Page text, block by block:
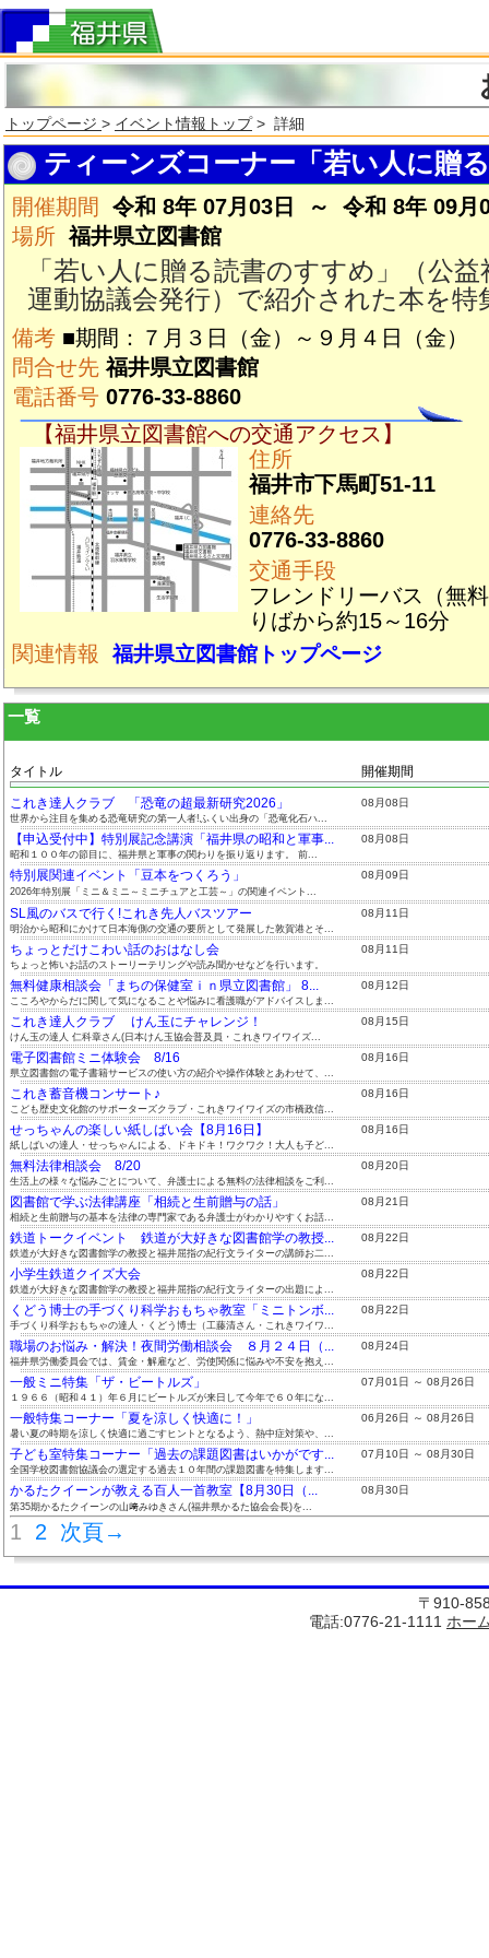
トップページ > イベント情報トップ> 詳細
ティーンズコーナー「若い人に贈
開催期間
令和 8年 07月03日 ～ 令和 8年 09月
場所 福井県立図書館
「若い人に贈る読書のすすめ」（公
運動協議会発行）で紹介された本を特
備考 ■期間：７月３日（金）～９月４日（金）
問合せ先福井県立図書館
電話番号 0776-33-8860
【福井県立図書館への交通アクセス】
住所
福井市下馬町51-11
連絡先
0776-33-8860
交通手段
フレンドリーバス（無
りばから約15～16分
関連情報福井県立図書館トップページ
一覧
タイトル 開催期間
これき達人クラブ 「恐竜の超最新研究2026」 08月08日
世界から注目を集める恐竜研究の第一人者!ふくい出身の「恐竜化石ハ...
【申込受付中】特別展記念講演「福井県の昭和と軍事... 08月08日
昭和１００年の節目に、福井県と軍事の関わりを振り返ります。 前...
特別展関連イベント「豆本をつくろう」 08月09日
2026年特別展「ミニ＆ミニ～ミニチュアと工芸～」の関連イベント...
SL風のバスで行く!これき先人バスツアー 08月11日
明治から昭和にかけて日本海側の交通の要所として発展した敦賀港とそ...
ちょっとだけこわい話のおはなし会 08月11日
ちょっと怖いお話のストーリーテリングや読み聞かせなどを行います。
無料健康相談会「まちの保健室ｉｎ県立図書館」 8... 08月12日
こころやからだに関して気になることや悩みに看護職がアドバイスしま...
これき達人クラブ けん玉にチャレンジ！ 08月15日
けん玉の達人 仁科章さん(日本けん玉協会普及員・これきワイワイズ...
電子図書館ミニ体験会 8/16 08月16日
県立図書館の電子書籍サービスの使い方の紹介や操作体験とあわせて、...
これき蓄音機コンサート♪ 08月16日
こども歴史文化館のサポーターズクラブ・これきワイワイズの市橋政信...
せっちゃんの楽しい紙しばい会【8月16日】 08月16日
紙しばいの達人・せっちゃんによる、ドキドキ！ワクワク！大人も子ど...
無料法律相談会 8/20 08月20日
生活上の様々な悩みごとについて、弁護士による無料の法律相談をご利...
図書館で学ぶ法律講座「相続と生前贈与の話」 08月21日
相続と生前贈与の基本を法律の専門家である弁護士がわかりやすくお話...
鉄道トークイベント 鉄道が大好きな図書館学の教授... 08月22日
鉄道が大好きな図書館学の教授と福井屈指の紀行文ライターの講師お二...
小学生鉄道クイズ大会 08月22日
鉄道が大好きな図書館学の教授と福井屈指の紀行文ライターの出題によ...
くどう博士の手づくり科学おもちゃ教室「ミニトンボ... 08月22日
手づくり科学おもちゃの達人・くどう博士（工藤清さん・これきワイワ...
職場のお悩み・解決！夜間労働相談会 ８月２４日（... 08月24日
福井県労働委員会では、賃金・解雇など、労使関係に悩みや不安を抱え...
一般ミニ特集「ザ・ビートルズ」 07月01日 ～ 08月26日
１９６６（昭和４１）年６月にビートルズが来日して今年で６０年にな...
一般特集コーナー「夏を涼しく快適に！」 06月26日 ～ 08月26日
暑い夏の時期を涼しく快適に過ごすヒントとなるよう、熱中症対策や、...
子ども室特集コーナー「過去の課題図書はいかがです... 07月10日 ～ 08月30日
全国学校図書館協議会の選定する過去１０年間の課題図書を特集します...
かるたクイーンが教える百人一首教室【8月30日（... 08月30日
第35期かるたクイーンの山﨑みゆきさん(福井県かるた協会会長)を...
1 2 次頁→
〒910-
電話:0776-21-1111 ホー